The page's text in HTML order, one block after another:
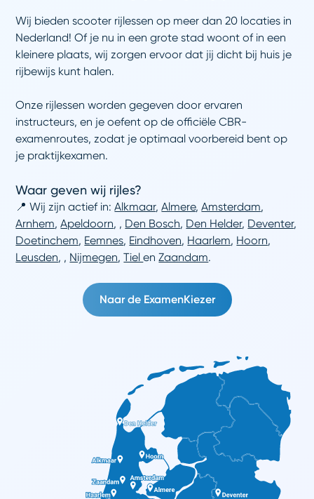
Wij bieden scooter rijlessen op meer dan 20 locaties in
Nederland! Of je nu in een grote stad woont of in een
kleinere plaats, wij zorgen ervoor dat jij dicht bij huis je
rijbewijs kunt halen.
Onze rijlessen worden gegeven door ervaren
instructeurs, en je oefent op de officiële CBR-
examenroutes, zodat je optimaal voorbereid bent op
je praktijkexamen.
Waar geven wij rijles?
📍 Wij zijn actief in:Alkmaar,Almere,Amsterdam,
Arnhem,Apeldoorn, , Den Bosch, Den Helder, Deventer,
Doetinchem, Eemnes, Eindhoven, Haarlem, Hoorn,
Leusden, , Nijmegen,TielenZaandam.
Naar de ExamenKiezer